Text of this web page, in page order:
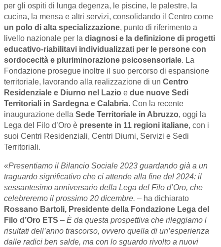
per gli ospiti di lunga degenza, le piscine, le palestre, la
cucina, la mensa e altri servizi, consolidando il Centro come
un polo di alta specializzazione, punto di riferimento a
livello nazionale per la diagnosi e la definizione di progetti
educativo-riabilitavi individualizzati per le persone con
sordocecità e pluriminorazione psicosensoriale. La
Fondazione prosegue inoltre il suo percorso di espansione
territoriale, lavorando alla realizzazione di un Centro
Residenziale e Diurno nel Lazio e due nuove Sedi
Territoriali in Sardegna e Calabria. Con la recente
inaugurazione della Sede Territoriale in Abruzzo, oggi la
Lega del Filo d’Oro è presente in 11 regioni italiane, con i
suoi Centri Residenziali, Centri Diurni, Servizi e Sedi
Territoriali.
«Presentiamo il Bilancio Sociale 2023 guardando già a un
traguardo significativo che ci attende alla fine del 2024: il
sessantesimo anniversario della Lega del Filo d’Oro, che
celebreremo il prossimo 20 dicembre. – ha dichiarato
Rossano Bartoli, Presidente della Fondazione Lega del
Filo d’Oro ETS – È da questa prospettiva che rileggiamo i
risultati dell’anno trascorso, ovvero quella di un’esperienza
dalle radici ben salde, ma con lo sguardo rivolto a nuovi